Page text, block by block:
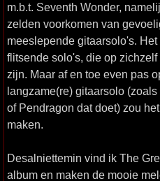
m.b.t. Seventh Wonder,
zelden voorkomen van
meeslepende gitaarsolo's.
flitsende solo's, die op
zijn. Maar af en toe even pas
langzame(re) gitaarsolo
of Pendragon dat doet) zou
maken.
Desalniettemin vind ik The
album en maken de mooie